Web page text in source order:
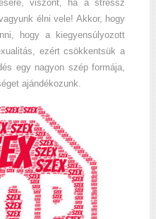
viszont, ha a stressz
élni vele! Akkor, hogy
hogy a kiegyensúlyozott
ezért csökkentsük a
egy nagyon szép formája,
ajándékozunk.